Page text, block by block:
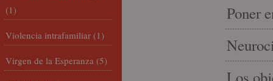
Poner
(1)
Violencia intrafamiliar (1)
Virgen de la Esperanza (5)